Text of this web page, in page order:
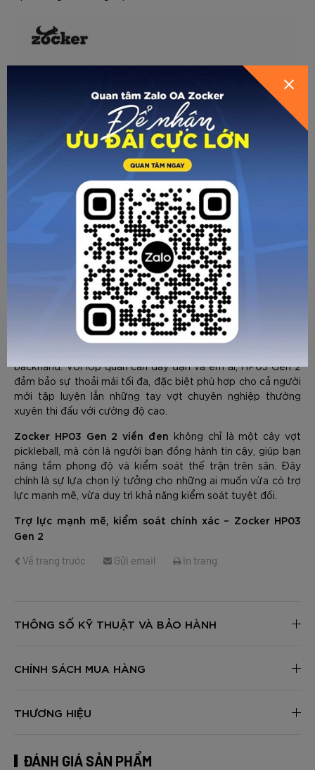
Cán vợt được thiết kế với chiều dài 14 cm và
Boxy Handleđộc đáo. Thiết kế này tạo cảm giác chắc chắn
backhand. Với lớp quấn cán dày dặn và êm ái, HP03 Gen 2
đảm bảo sự thoải mái tối đa, đặc biệt phù hợp cho cả người
mới tập luyện lẫn những tay vợt chuyên nghiệp thường
xuyên thi đấu với cường độ cao.
Zocker HP03 Gen 2 viền đen không chỉ là một cây vợt
pickleball, mà còn là người bạn đồng hành tin cậy, giúp bạn
nâng tầm phong độ và kiểm soát thế trận trên sân. Đây
chính là sự lựa chọn lý tưởng cho những ai muốn vừa có trợ
lực mạnh mẽ, vừa duy trì khả năng kiểm soát tuyệt đối.
Trợ lực mạnh mẽ, kiểm soát chính xác – Zocker HP03
Gen 2
Về trang trước Gửi email In trang
THÔNG SỐ KỸ THUẬT VÀ BẢO HÀNH
CHÍNH SÁCH MUA HÀNG
THƯƠNG HIỆU
ĐÁNH GIÁ SẢN PHẨM
HƯỚNG DẪN CHỌN SIZE
GỬI TƯ VẤN HỦY